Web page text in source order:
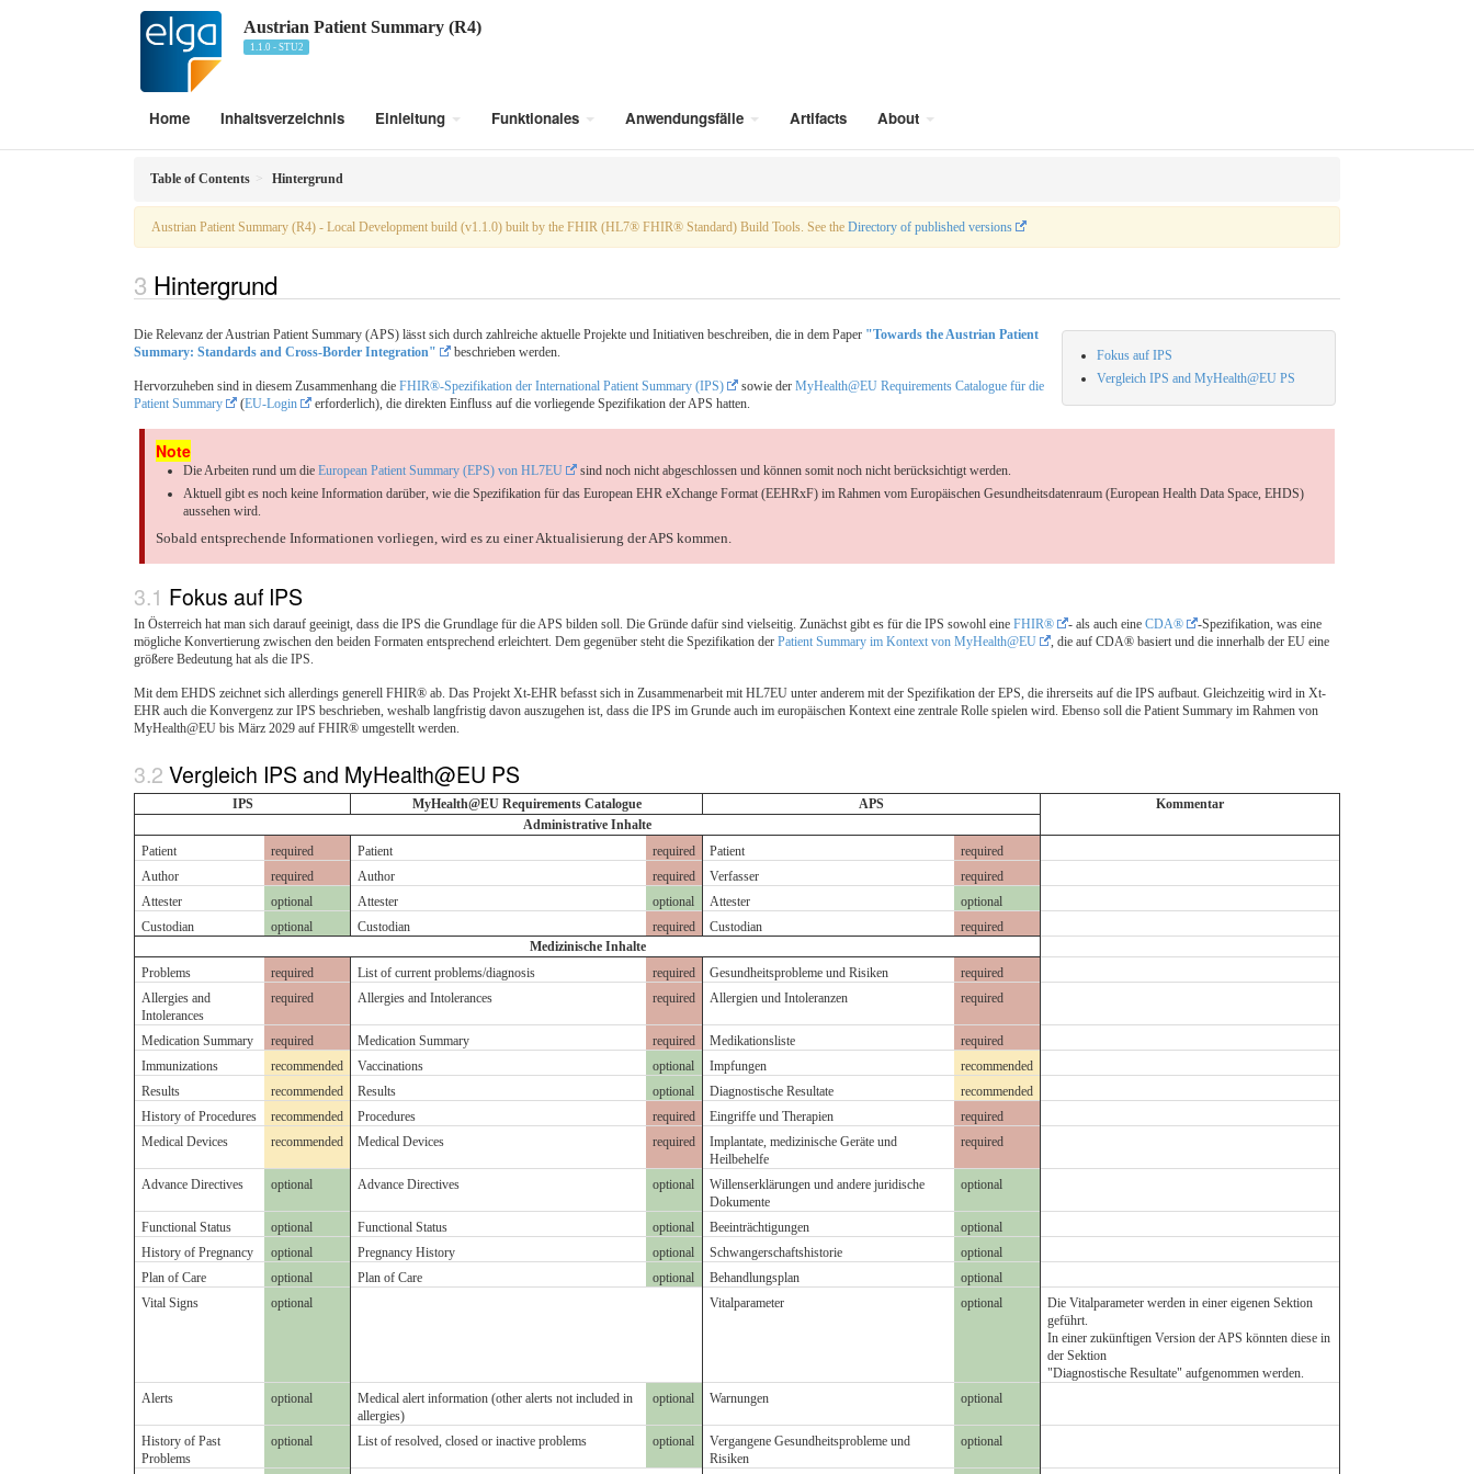
Austrian Patient Summary (R4)
1.1.0 - STU2
Home Inhaltsverzeichnis Einleitung Funktionales Anwendungsfälle Artifacts About
Table of Contents Hintergrund
Austrian Patient Summary (R4) - Local Development build (v1.1.0) built by the FHIR (HL7® FHIR® Standard) Build Tools. See the Directory of published versions
Hintergrund
Fokus auf IPS
Vergleich IPS and MyHealth@EU PS
Die Relevanz der Austrian Patient Summary (APS) lässt sich durch zahlreiche aktuelle Projekte und Initiativen beschreiben, die in dem Paper "Towards the Austrian Patient
Summary: Standards and Cross-Border Integration"
beschrieben werden.
Hervorzuheben sind in diesem Zusammenhang die FHIR®-Spezifikation der International Patient Summary (IPS) sowie der MyHealth@EU Requirements Catalogue für die
Patient Summary
(EU-Login erforderlich), die direkten Einfluss auf die vorliegende Spezifikation der APS hatten.
Die Arbeiten rund um die European Patient Summary (EPS) von HL7EU
sind noch nicht abgeschlossen und können somit noch nicht berücksichtigt werden.
Aktuell gibt es noch keine Information darüber, wie die Spezifikation für das European EHR eXchange Format (EEHRxF) im Rahmen vom Europäischen Gesundheitsdatenraum (European Health Data Space, EHDS)
aussehen wird.
Sobald entsprechende Informationen vorliegen, wird es zu einer Aktualisierung der APS kommen.
Fokus auf IPS
In Österreich hat man sich darauf geeinigt, dass die IPS die Grundlage für die APS bilden soll. Die Gründe dafür sind vielseitig. Zunächst gibt es für die IPS sowohl eine FHIR® - als auch eine CDA®
-Spezifikation, was eine
mögliche Konvertierung zwischen den beiden Formaten entsprechend erleichtert. Dem gegenüber steht die Spezifikation der Patient Summary im Kontext von MyHealth@EU
, die auf CDA® basiert und die innerhalb der EU eine
größere Bedeutung hat als die IPS.
Mit dem EHDS zeichnet sich allerdings generell FHIR® ab. Das Projekt Xt-EHR befasst sich in Zusammenarbeit mit HL7EU unter anderem mit der Spezifikation der EPS, die ihrerseits auf die IPS aufbaut. Gleichzeitig wird in Xt-
EHR auch die Konvergenz zur IPS beschrieben, weshalb langfristig davon auszugehen ist, dass die IPS im Grunde auch im europäischen Kontext eine zentrale Rolle spielen wird. Ebenso soll die Patient Summary im Rahmen von
MyHealth@EU bis März 2029 auf FHIR® umgestellt werden.
Vergleich IPS and MyHealth@EU PS
IPS MyHealth@EU Requirements Catalogue APS
Kommentar
Administrative Inhalte
Patient
required Patient required Patient
required
Author
required Author required Verfasser
required
Attester
optional Attester optional Attester
optional
Custodian
optional Custodian required Custodian
required
Medizinische Inhalte
Problems
required List of current problems/diagnosis required Gesundheitsprobleme und Risiken
required
Allergies and
Intolerances
required Allergies and Intolerances required Allergien und Intoleranzen required
Medication Summary required Medication Summary required Medikationsliste
required
Immunizations
recommended Vaccinations optional Impfungen
recommended
Results
recommended Results optional Diagnostische Resultate
recommended
History of Procedures
recommended Procedures required Eingriffe und Therapien
required
Medical Devices
recommended Medical Devices required
Implantate, medizinische Geräte und
Heilbehelfe
required
Advance Directives optional Advance Directives optional
Willenserklärungen und andere juridische
Dokumente
optional
Functional Status optional Functional Status optional Beeinträchtigungen
optional
History of Pregnancy
optional Pregnancy History optional Schwangerschaftshistorie
optional
Plan of Care
optional Plan of Care optional Behandlungsplan
optional
Vital Signs
optional Vitalparameter optional
Die Vitalparameter werden in einer eigenen Sektion
geführt.
In einer zukünftigen Version der APS könnten diese in
der Sektion
"Diagnostische Resultate" aufgenommen werden.
Alerts
optional
Medical alert information (other alerts not included in
allergies)
optional Warnungen optional
History of Past
Problems
optional List of resolved, closed or inactive problems optional
Vergangene Gesundheitsprobleme und
Risiken
optional